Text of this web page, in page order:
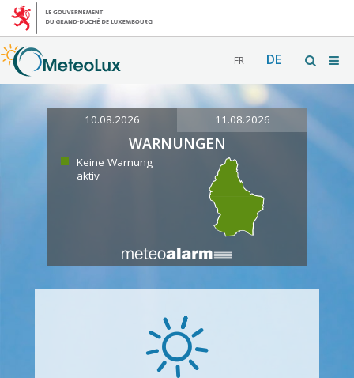
FR DE
10.08.2026 11.08.2026
WARNUNGEN
Keine Warnung
aktiv